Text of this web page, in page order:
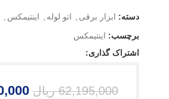
دسته: ابزار برقی , اتو لوله , اینتیمکس ,
برچسب: اینتیمکس
اشتراک گذاری:
62,195,000 ریال